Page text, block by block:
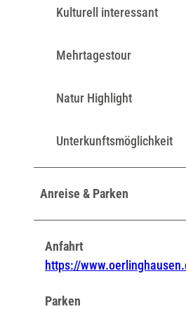
Kulturell interessant
Mehrtagestour
Natur Highlight
Unterkunftsmöglichkeit
Anreise & Parken
Anfahrt
https://
Parken